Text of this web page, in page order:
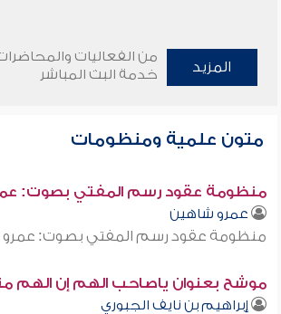
المزيد
من الفعاليات
خدمة البث المباشر
متون علمية ومنظومات
منظومة عقود رسم المفتي بصوت:
عمرو شاهين
منظومة عقود رسم المفتي بصوت:
موشح بعنوان ياصاحب الهم إن الهم
إبراهيم بن نايف الجبوري